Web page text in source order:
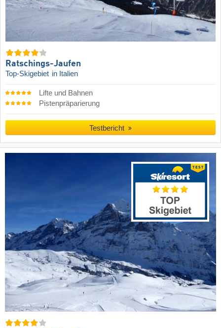
Ratschings-Jaufen
Top-Skigebiet in Italien
Lifte und Bahnen
Pistenpräparierung
Testbericht